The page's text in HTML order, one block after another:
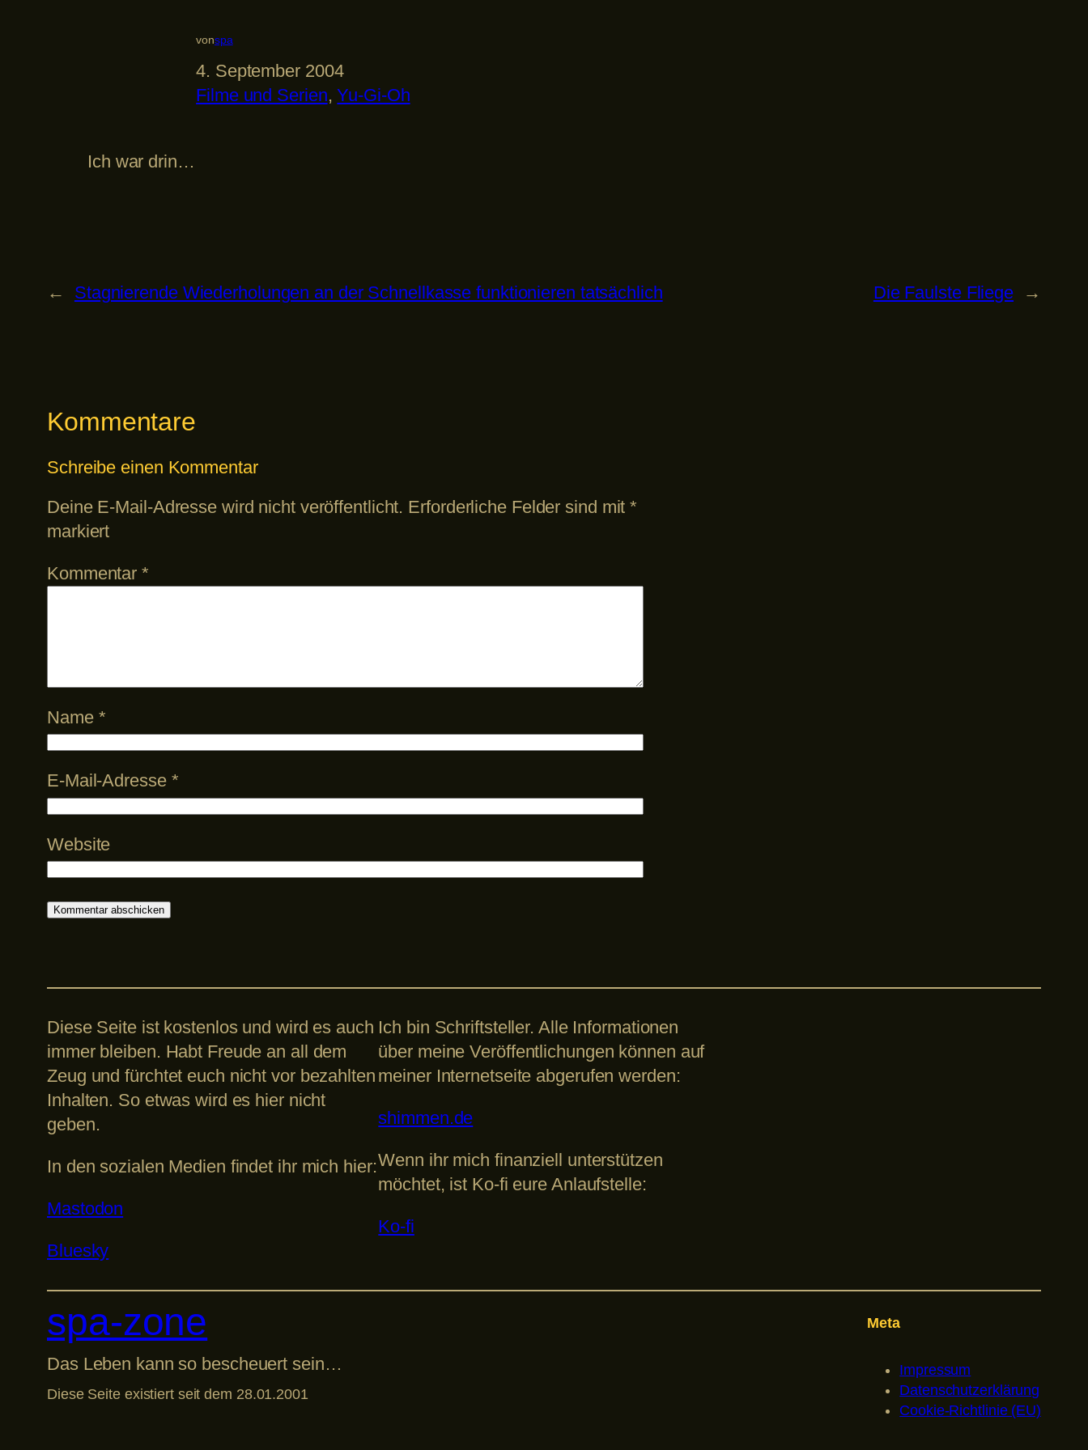
vonspa
4. September 2004
Filme und Serien, Yu-Gi-Oh
Ich war drin…
← Stagnierende Wiederholungen an der Schnellkasse funktionieren tatsächlich Die Faulste Fliege →
Kommentare
Schreibe einen Kommentar
Deine E-Mail-Adresse wird nicht veröffentlicht. Erforderliche Felder sind mit*
markiert
Kommentar*
Name *
E-Mail-Adresse *
Website
Diese Seite ist kostenlos und wird es auch
immer bleiben. Habt Freude an all dem
Zeug und fürchtet euch nicht vor bezahlten
Inhalten. So etwas wird es hier nicht
geben.
In den sozialen Medien findet ihr mich hier:
Mastodon
Bluesky
Ich bin Schriftsteller. Alle Informationen
über meine Veröffentlichungen können auf
meiner Internetseite abgerufen werden:
shimmen.de
Wenn ihr mich finanziell unterstützen
möchtet, ist Ko-fi eure Anlaufstelle:
Ko-fi
spa-zone
Das Leben kann so bescheuert sein…
Diese Seite existiert seit dem 28.01.2001
Meta
Impressum
Datenschutzerklärung
Cookie-Richtlinie (EU)